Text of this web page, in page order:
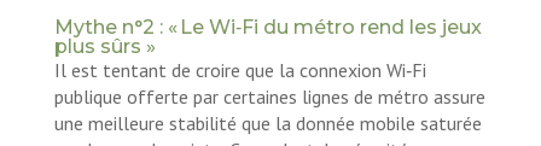
Mythe n°2 : « Le Wi‑Fi du métro rend les jeux
plus sûrs »
Il est tentant de croire que la connexion Wi‑Fi
publique offerte par certaines lignes de métro assure
une meilleure stabilité que la donnée mobile saturée